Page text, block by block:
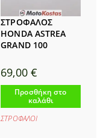
ΣΤΡΟΦΑΛΟΣ
HONDA ASTREA
GRAND 100
69,00 €
Προσθήκη στο
καλάθι
ΣΤΡΟΦΑΛΟΙ